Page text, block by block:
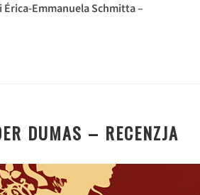
Emmanuela Schmitta –
DUMAS – RECENZJA